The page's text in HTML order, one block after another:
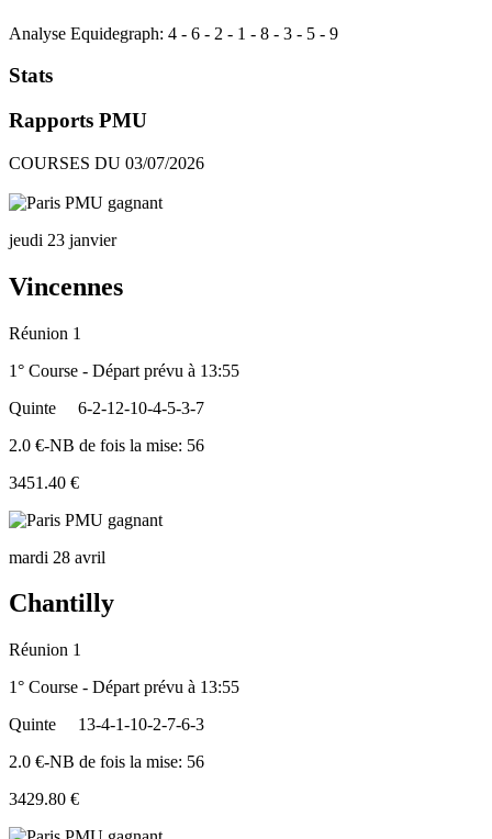
Analyse Equidegraph: 4 - 6 - 2 - 1 - 8 - 3 - 5 - 9
Stats
Rapports PMU
COURSES DU 03/07/2026
jeudi 23 janvier
Vincennes
Réunion 1
1° Course - Départ prévu à 13:55
Quinte
6-2-12-10-4-5-3-7
2.0 €-NB de fois la mise: 56
3451.40 €
mardi 28 avril
Chantilly
Réunion 1
1° Course - Départ prévu à 13:55
Quinte
13-4-1-10-2-7-6-3
2.0 €-NB de fois la mise: 56
3429.80 €